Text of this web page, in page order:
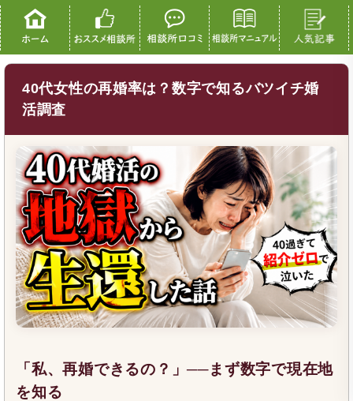
40代女性の再婚率は？数字で知るバツイチ婚
活調査
「私、再婚できるの？」──まず数字で現在地
を知る